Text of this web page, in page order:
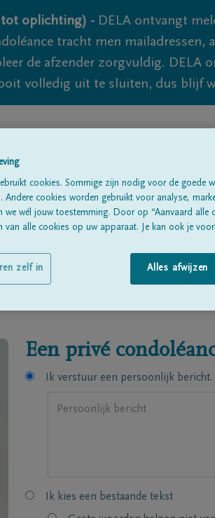
tot oplichting) - DELA ontvangt
tracht men mailadressen,
de afzender zorgvuldig. DELA
volledig uit te sluiten, dus blijf
Een privé
Ik verstuur een persoonlijk bericht.
Ik kies een bestaande tekst
cookies. Sommige zijn nodig voor de goede
Andere cookies worden gebruikt voor analyse,
we wél jouw toestemming. Door op “Aanvaard alle
van alle cookies op uw apparaat. Je kan ook je
Alles afwijzen
zelf in